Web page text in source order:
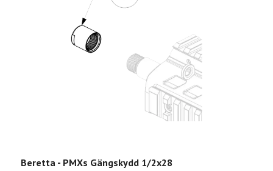
Beretta - PMXs Gängskydd 1/2x28